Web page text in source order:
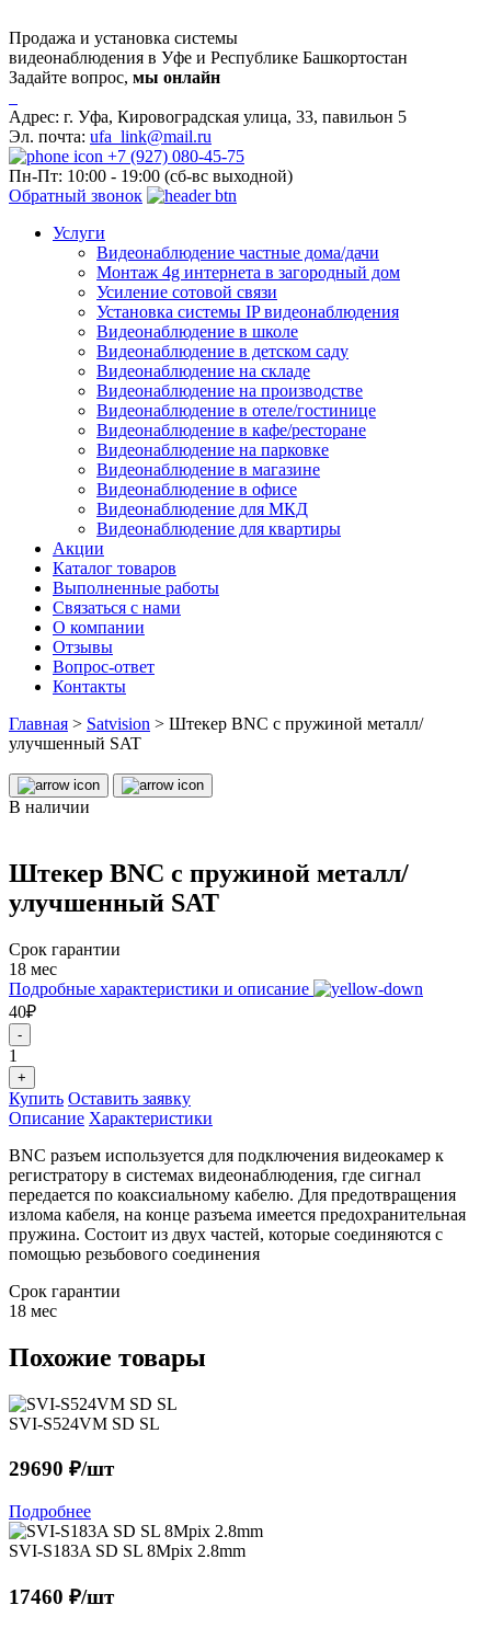
Продажа и установка системы
видеонаблюдения в Уфе и Республике Башкортостан
Задайте вопрос, мы онлайн
Адрес: г. Уфа, Кировоградская улица, 33, павильон 5
Эл. почта: ufa_link@mail.ru
+7 (927) 080-45-75
Пн-Пт: 10:00 - 19:00 (сб-вс выходной)
Обратный звонок
Услуги
Видеонаблюдение частные дома/дачи
Монтаж 4g интернета в загородный дом
Усиление сотовой связи
Установка системы IP видеонаблюдения
Видеонаблюдение в школе
Видеонаблюдение в детском саду
Видеонаблюдение на складе
Видеонаблюдение на производстве
Видеонаблюдение в отеле/гостинице
Видеонаблюдение в кафе/ресторане
Видеонаблюдение на парковке
Видеонаблюдение в магазине
Видеонаблюдение в офисе
Видеонаблюдение для МКД
Видеонаблюдение для квартиры
Акции
Каталог товаров
Выполненные работы
Связаться с нами
О компании
Отзывы
Вопрос-ответ
Контакты
Главная > Satvision > Штекер BNC с пружиной металл/
улучшенный SAT
В наличии
Штекер BNC с пружиной металл/
улучшенный SAT
Срок гарантии
18 мес
Подробные характеристики и описание
40₽
-
1
+
Купить Оставить заявку
Описание Характеристики
BNC разъем используется для подключения видеокамер к
регистратору в системах видеонаблюдения, где сигнал
передается по коаксиальному кабелю. Для предотвращения
излома кабеля, на конце разъема имеется предохранительная
пружина. Состоит из двух частей, которые соединяются с
помощью резьбового соединения
Срок гарантии
18 мес
Похожие товары
SVI-S524VM SD SL
29690 ₽/шт
Подробнее
SVI-S183A SD SL 8Mpix 2.8mm
17460 ₽/шт